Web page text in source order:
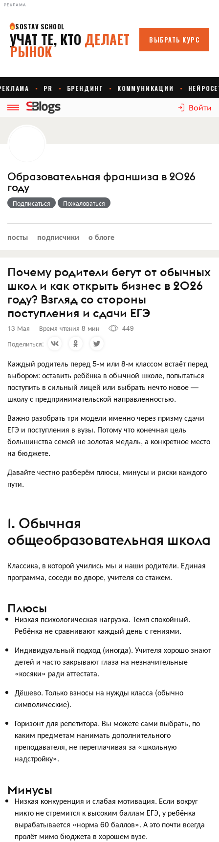
РЕКЛАМА
Войти
Образовательная франшиза в 2026
году
Подписаться Пожаловаться
посты подписчики о блоге
Почему родители бегут от обычных
школ и как открыть бизнес в 2026
году? Взгляд со стороны
поступления и сдачи ЕГЭ
13 Мая Время чтения 8 мин
449
Поделиться:
Каждый родитель перед 5-м или 8-м классом встаёт перед
выбором: оставить ребёнка в обычной школе, попытаться
поступить в сильный лицей или выбрать нечто новое —
школу с предпринимательской направленностью.
Важно разобрать три модели именно через призму сдачи
ЕГЭ и поступления в вузы. Потому что конечная цель
большинства семей не золотая медаль, а конкретное место
на бюджете.
Давайте честно разберём плюсы, минусы и риски каждого
пути.
1. Обычная
общеобразовательная школа
Классика, в которой учились мы и наши родители. Единая
программа, соседи во дворе, учителя со стажем.
Плюсы
Низкая психологическая нагрузка. Темп спокойный.
Ребёнка не сравнивают каждый день с гениями.
Индивидуальный подход (иногда). Учителя хорошо знают
детей и часто закрывают глаза на незначительные
«косяки» ради аттестата.
Дёшево. Только взносы на нужды класса (обычно
символические).
Горизонт для репетитора. Вы можете сами выбрать, по
каким предметам нанимать дополнительного
преподавателя, не переплачивая за «школьную
надстройку».
Минусы
Низкая конкуренция и слабая мотивация. Если вокруг
никто не стремится к высоким баллам ЕГЭ, у ребёнка
вырабатывается «норма 60 баллов». А это почти всегда
пролёт мимо бюджета в хорошем вузе.